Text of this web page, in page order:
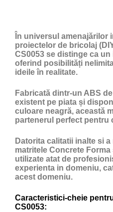
În universul amenajărilor
proiectelor de bricolaj
CS0053 se distinge ca
oferind posibilități
ideile în realitate.
Fabricată dintr-un ABS
existent pe piata și
culoare neagră, această
partenerul perfect pentru
Datorita calitatii inalte si
matritele Concrete
utilizate atat de
experienta in domeniu,
acest domeniu.
Caracteristici-cheie
CS0053: